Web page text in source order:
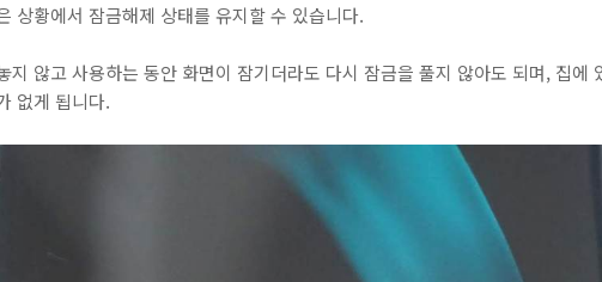
상황에서 잠금해제 상태를 유지할 수 있습니다.
지 않고 사용하는 동안 화면이 잠기더라도 다시 잠금을 풀지 않아도 되며, 집에
없게 됩니다.